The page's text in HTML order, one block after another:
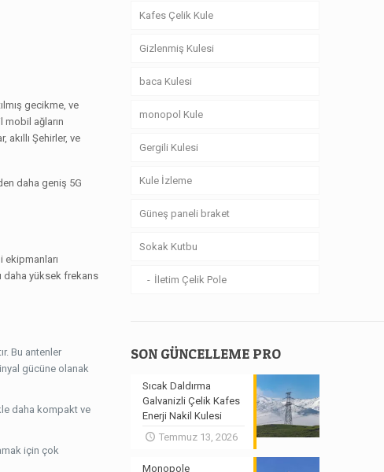
gecikme, ve
mobil ağların
Şehirler, ve
daha geniş 5G
ekipmanları
daha yüksek frekans
Bu antenler
gücüne olanak
daha kompakt ve
için çok
Kafes Çelik Kule
Gizlenmiş Kulesi
baca Kulesi
monopol Kule
Gergili Kulesi
Kule İzleme
Güneş paneli braket
Sokak Kutbu
İletim Çelik Pole
SON GÜNCELLEME PRO
Sıcak Daldırma
Galvanizli Çelik Kafes
Enerji Nakil Kulesi
Temmuz 13, 2026
Monopole